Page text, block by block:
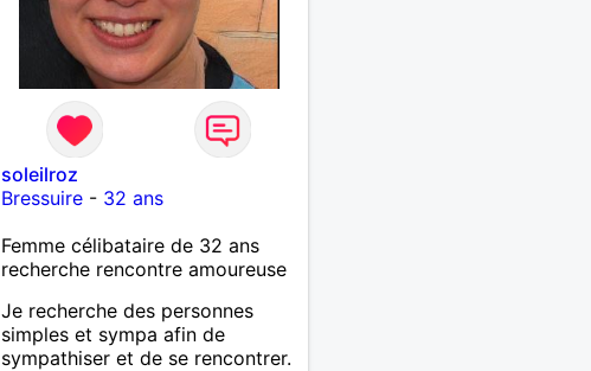
soleilroz
Bressuire - 32 ans
Femme célibataire de 32 ans
recherche rencontre amoureuse
Je recherche des personnes
simples et sympa afin de
sympathiser et de se rencontrer.